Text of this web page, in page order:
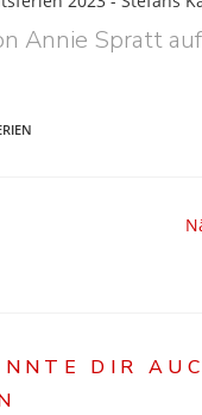
Annie Spratt
DIR